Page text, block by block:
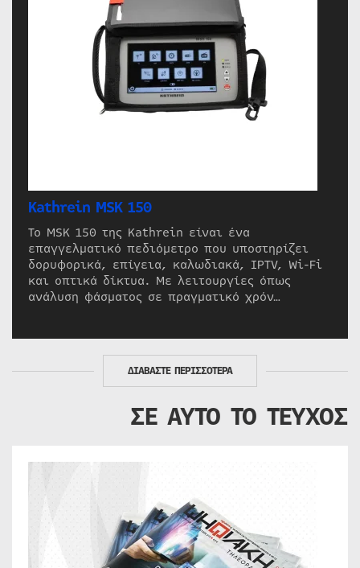
Kathrein MSK 150
Το MSK 150 της Kathrein είναι ένα
επαγγελματικό πεδιόμετρο που υποστηρίζει
δορυφορικά, επίγεια, καλωδιακά, IPTV, Wi-Fi
και οπτικά δίκτυα. Με λειτουργίες όπως
ανάλυση φάσματος σε πραγματικό χρόν…
ΔΙΑΒΑΣΤΕ ΠΕΡΙΣΣΟΤΕΡΑ
ΣΕ ΑΥΤΟ ΤΟ ΤΕΥΧΟΣ